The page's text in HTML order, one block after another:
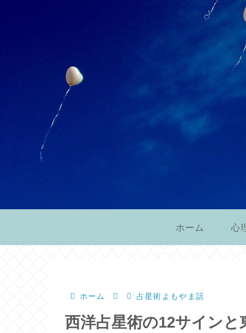
ホーム 心
ホーム 占星術よもやま話
西洋占星術の12サインと